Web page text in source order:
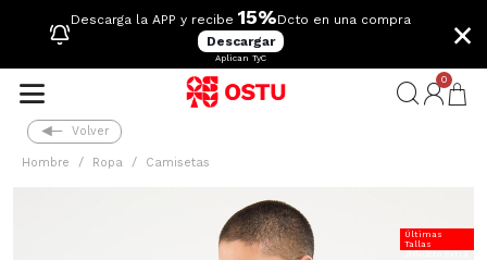
Descarga la APP y recibe 15%Dcto en una compra
Descargar
Aplican TyC
×
0
Volver
Hombre Ropa Camisetas
Últimas
Tallas